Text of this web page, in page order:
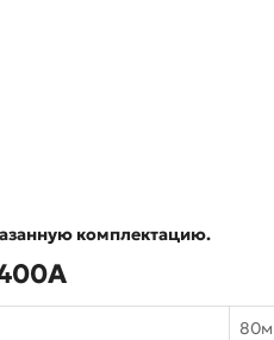
комплектацию.
80м